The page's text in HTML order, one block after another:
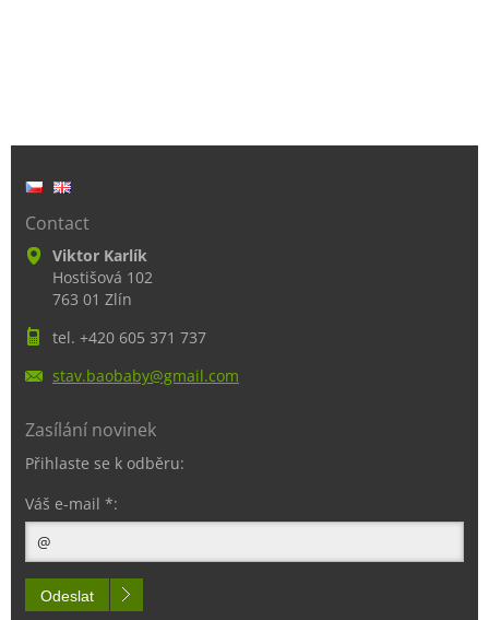
Contact
Viktor Karlík
Hostišová 102
763 01 Zlín
tel. +420 605 371 737
stav.baobaby@gmail.com
Zasílání novinek
Přihlaste se k odběru:
Váš e-mail *:
Odeslat